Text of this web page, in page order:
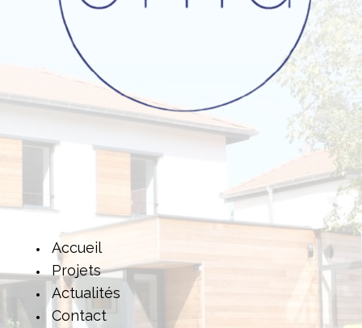
Accueil
Projets
Actualités
Contact